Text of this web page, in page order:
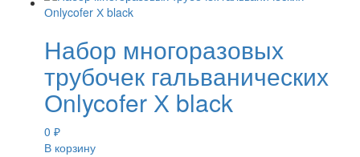
Набор многоразовых
трубочек гальванических
Оnlycofer Х black
0 ₽
В корзину